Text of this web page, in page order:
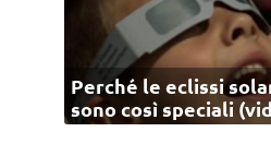
Perché le eclissi
sono così speciali